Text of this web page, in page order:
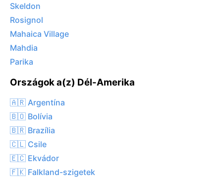
Skeldon
Rosignol
Mahaica Village
Mahdia
Parika
Országok a(z) Dél-Amerika
🇦🇷 Argentína
🇧🇴 Bolívia
🇧🇷 Brazília
🇨🇱 Csile
🇪🇨 Ekvádor
🇫🇰 Falkland-szigetek